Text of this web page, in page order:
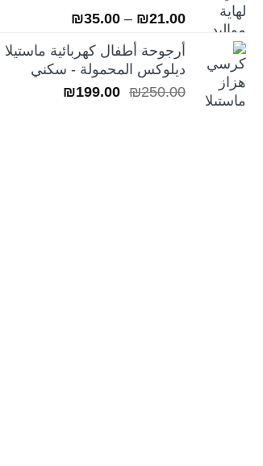
تم التقييم
5.00من 5
₪21.00
–
₪35.00
من
خلال
أرجوحة أطفال كهربائية ماستيلا
ديلوكس المحمولة - سكني
₪250.00
السعر ₪199.00
السعر